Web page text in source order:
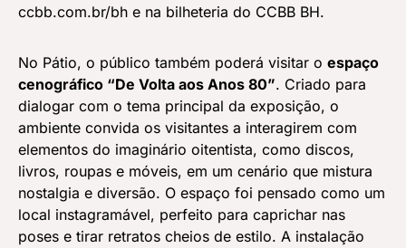
ccbb.com.br/bh e na bilheteria do CCBB BH.
No Pátio, o público também poderá visitar o espaço
cenográfico “De Volta aos Anos 80”. Criado para
dialogar com o tema principal da exposição, o
ambiente convida os visitantes a interagirem com
elementos do imaginário oitentista, como discos,
livros, roupas e móveis, em um cenário que mistura
nostalgia e diversão. O espaço foi pensado como um
local instagramável, perfeito para caprichar nas
poses e tirar retratos cheios de estilo. A instalação